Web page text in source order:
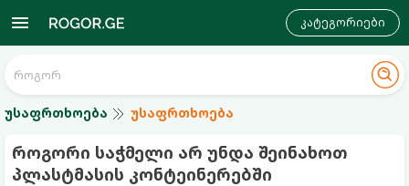
კატეგორიები
უსაფრთხოება უსაფრთხოება
როგორი საჭმელი არ უნდა შეინახოთ
პლასტმასის კონტეინერებში